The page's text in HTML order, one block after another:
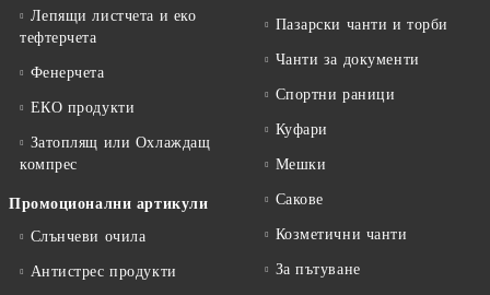
Лепящи листчета и еко
тефтeрчета
Фенерчета
ЕКО продукти
Затоплящ или Охлаждащ
компрес
Промоционални артикули
Слънчеви очила
Антистрес продукти
Пазарски чанти и торби
Чанти за документи
Спортни раници
Куфари
Мешки
Сакове
Козметични чанти
За пътуване